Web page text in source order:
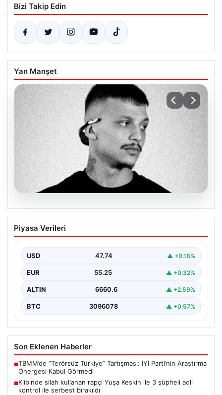
Bizi Takip Edin
Yan Manşet
06.08.2026
Klibinde silah kullanan rapçi Yuşa
Keskin ile 3 şüpheli adli kontrol ile
Piyasa Verileri
USD 47.74 ▲ +0.18%
EUR 55.25 ▲ +0.32%
ALTIN 6660.6 ▲ +2.59%
BTC 3096078 ▲ +0.57%
Son Eklenen Haberler
■TBMM’de “Terörsüz Türkiye” Tartışması: İYİ Parti’nin Araştırma
Önergesi Kabul Görmedi
■Klibinde silah kullanan rapçi Yuşa Keskin ile 3 şüpheli adli
kontrol ile serbest bırakıldı